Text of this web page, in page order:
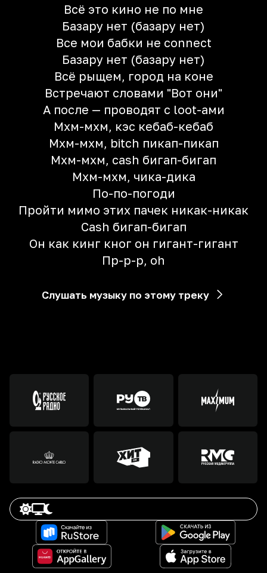
Всё это кино не по мне
Базару нет (базару нет)
Все мои бабки не connect
Базару нет (базару нет)
Всё рыщем, город на коне
Встречают словами "Вот они"
А после — проводят с loot-ами
Мхм-мхм, кэс кебаб-кебаб
Мхм-мхм, bitch пикап-пикап
Мхм-мхм, cash бигап-бигап
Мхм-мхм, чика-дика
По-по-погоди
Пройти мимо этих пачек никак-никак
Cash бигап-бигап
Он как кинг кног он гигант-гигант
Пр-р-р, oh
Слушать музыку по этому треку